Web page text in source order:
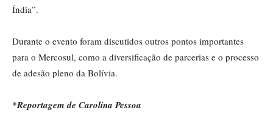
Índia”.
Durante o evento foram discutidos outros pontos importantes
para o Mercosul, como a diversificação de parcerias e o processo
de adesão pleno da Bolívia.
*Reportagem de Carolina Pessoa